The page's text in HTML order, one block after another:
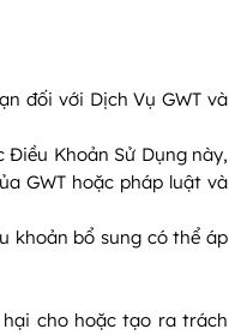
đối với Dịch Vụ GWT và
Khoản Sử Dụng này,
GWT hoặc pháp luật và
khoản bổ sung có thể áp
cho hoặc tạo ra trách